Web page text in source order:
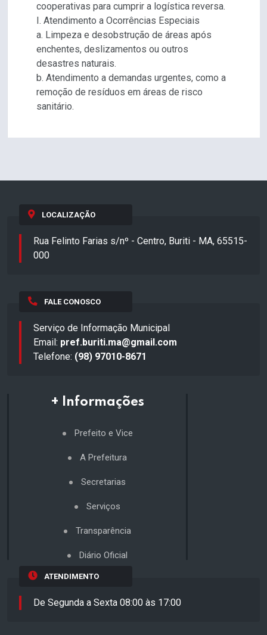
cooperativas para cumprir a logística reversa.
I. Atendimento a Ocorrências Especiais
a. Limpeza e desobstrução de áreas após
enchentes, deslizamentos ou outros
desastres naturais.
b. Atendimento a demandas urgentes, como a
remoção de resíduos em áreas de risco
sanitário.
LOCALIZAÇÃO
Rua Felinto Farias s/nº - Centro, Buriti - MA, 65515-
000
FALE CONOSCO
Serviço de Informação Municipal
Email: pref.buriti.ma@gmail.com
Telefone: (98) 97010-8671
+ Informações
Prefeito e Vice
A Prefeitura
Secretarias
Serviços
Transparência
Diário Oficial
ATENDIMENTO
De Segunda a Sexta 08:00 às 17:00